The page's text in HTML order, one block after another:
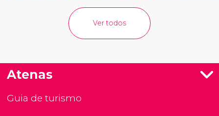
Ver todos
Atenas
Guia de turismo